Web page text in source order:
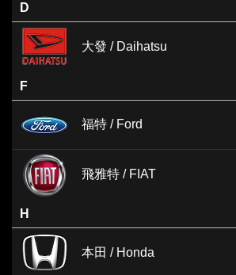
D
大發 / Daihatsu
F
福特 / Ford
飛雅特 / FIAT
H
本田 / Honda